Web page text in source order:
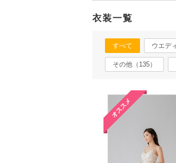
衣装一覧
すべて ウエデ
その他（135）
オススメ